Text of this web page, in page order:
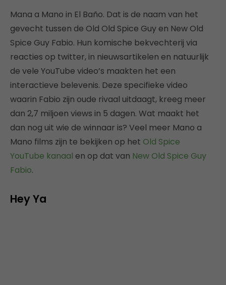
Mana a Mano in El Baño. Dat is de naam van het
gevecht tussen de Old Old Spice Guy en New Old
Spice Guy Fabio. Hun komische bekvechterij via
reacties op twitter, in nieuwsartikelen en natuurlijk
de vele YouTube video’s maakten het een
interactieve belevenis. Deze specifieke video
waarin Fabio zijn oude rivaal uitdaagt, kreeg meer
dan 2,7 miljoen views in 5 dagen. Wat maakt het
dan nog uit wie de winnaar is? Veel meer Mano a
Mano films zijn te bekijken op het Old Spice
YouTube kanaal en op dat van New Old Spice Guy
Fabio.
Hey Ya